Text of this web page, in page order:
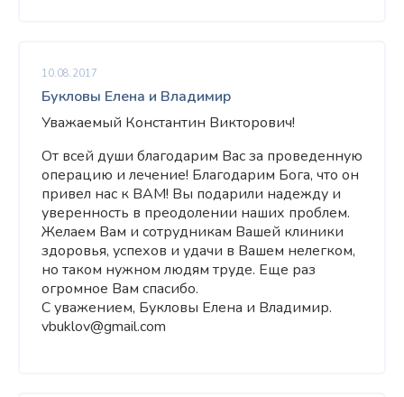
10.08.2017
Букловы Елена и Владимир
Уважаемый Константин Викторович!
От всей души благодарим Вас за проведенную
операцию и лечение! Благодарим Бога, что он
привел нас к ВАМ! Вы подарили надежду и
уверенность в преодолении наших проблем.
Желаем Вам и сотрудникам Вашей клиники
здоровья, успехов и удачи в Вашем нелегком,
но таком нужном людям труде. Еще раз
огромное Вам спасибо.
С уважением, Букловы Елена и Владимир.
vbuklov@gmail.com